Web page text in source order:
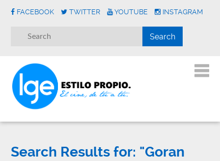
FACEBOOK TWITTER YOUTUBE INSTAGRAM
Search Results for: "Goran